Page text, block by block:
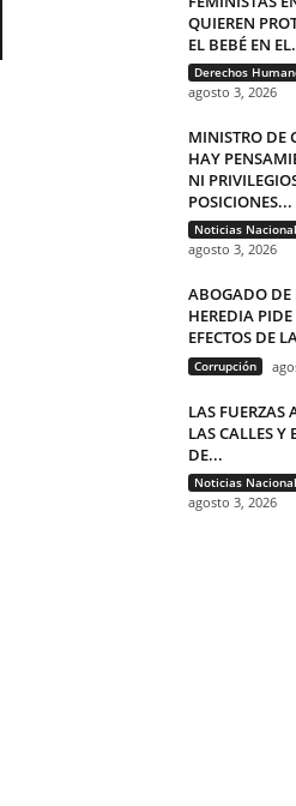
QUIEREN
EL BEBÉ EN
Derechos
agosto 3, 2026
MINISTRO DE
HAY
NI
POSICIONES...
Noticias
agosto 3, 2026
ABOGADO
HEREDIA
EFECTOS DE
Corrupción
LAS FUERZAS
LAS CALLES Y
DE...
Noticias
agosto 3, 2026